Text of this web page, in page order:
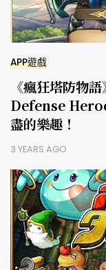
APP遊戲
《瘋狂塔防物
Defense
盡的樂趣！
3 YEARS AGO